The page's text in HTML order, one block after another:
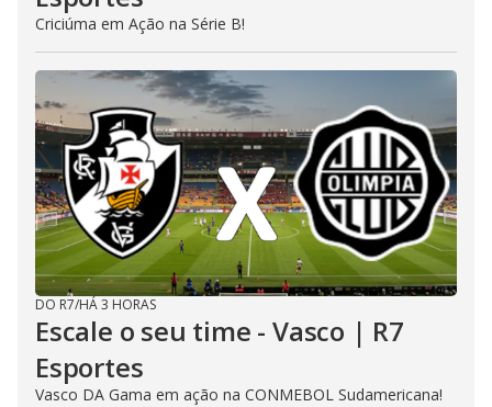
Criciúma em Ação na Série B!
DO R7/HÁ 3 HORAS
Escale o seu time - Vasco | R7
Esportes
Vasco DA Gama em ação na CONMEBOL Sudamericana!